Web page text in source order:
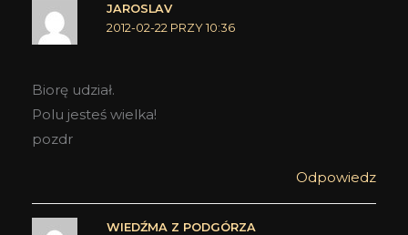
JAROSLAV
2012-02-22 PRZY 10:36
Biorę udział.
Polu jesteś wielka!
pozdr
Odpowiedz
WIEDŹMA Z PODGÓRZA